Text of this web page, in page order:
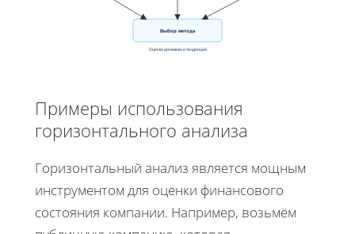
Выбор метода
Оценка динамики и тенденций
Примеры использования
горизонтального анализа
Горизонтальный анализ является мощным
инструментом для оценки финансового
состояния компании. Например, возьмём